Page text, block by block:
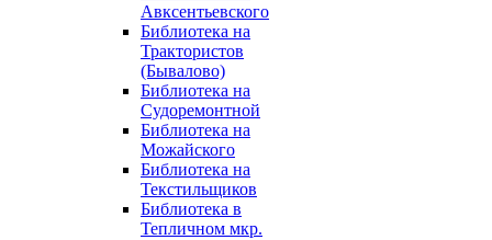
Авксентьевского
Библиотека на
Трактористов
(Бывалово)
Библиотека на
Судоремонтной
Библиотека на
Можайского
Библиотека на
Текстильщиков
Библиотека в
Тепличном мкр.